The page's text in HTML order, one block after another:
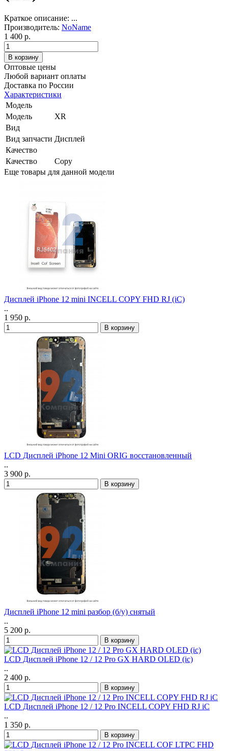
Краткое описание: ...
Производитель: NoName
1 400 р.
Оптовые цены
Любой вариант оплаты
Доставка по России
Характеристики
Модель
Модель
XR
Вид
Вид запчасти Дисплей
Качество
Качество
Copy
Еще товары для данной модели
Дисплей iPhone 12 mini INCELL COPY FHD RJ (iC)
..
1 950 р.
LCD Дисплей iPhone 12 Mini ORIG восстановленный
..
3 900 р.
Дисплей iPhone 12 mini разбор (б/у) снятый
..
5 200 р.
LCD Дисплей iPhone 12 / 12 Pro GX HARD OLED (ic)
..
2 400 р.
LCD Дисплей iPhone 12 / 12 Pro INCELL COPY FHD RJ iC
..
1 350 р.